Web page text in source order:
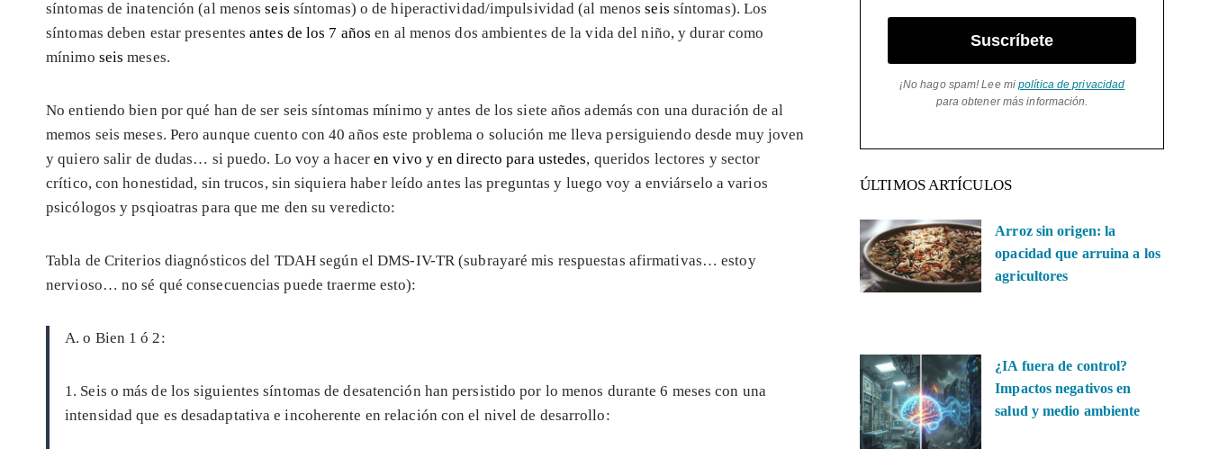
síntomas de inatención (al menosseis síntomas) o de hiperactividad/impulsividad (al menosseis síntomas). Los
síntomas deben estar presentesantes de los 7 añosen al menos dos ambientes de la vida del niño, y durar como
mínimo seismeses.
No entiendo bien por qué han de ser seis síntomas mínimo y antes de los siete años además con una duración de al
memos seis meses. Pero aunque cuento con 40 años este problema o solución me lleva persiguiendo desde muy joven
y quiero salir de dudas… si puedo. Lo voy a haceren vivo y en directo para ustedes, queridos lectores y sector
crítico, con honestidad, sin trucos, sin siquiera haber leído antes las preguntas y luego voy a enviárselo a varios
psicólogos y psqioatras para que me den su veredicto:
Tabla de Criterios diagnósticos del TDAH según el DMS-IV-TR (subrayaré mis respuestas afirmativas… estoy
nervioso… no sé qué consecuencias puede traerme esto):
A. o Bien 1 ó 2:
1. Seis o más de los siguientes síntomas de desatención han persistido por lo menos durante 6 meses con una
intensidad que es desadaptativa e incoherente en relación con el nivel de desarrollo:
Suscríbete
¡No hago spam! Lee mipolítica de privacidad
para obtener más información.
ÚLTIMOS ARTÍCULOS
Arroz sin origen: la
opacidad que arruina a los
agricultores
¿IA fuera de control?
Impactos negativos en
salud y medio ambiente